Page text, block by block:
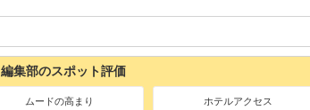
編集部のスポット評価
ムードの高まり ホテルアクセス